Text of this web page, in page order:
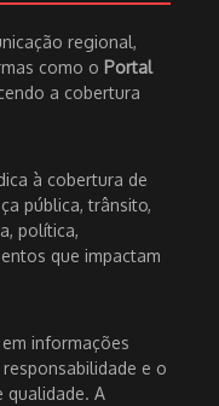
regional,
como o Portal
a cobertura
à cobertura de
pública, trânsito,
política,
que impactam
informações
e o
qualidade. A